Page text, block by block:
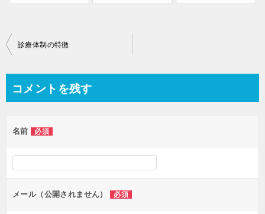
投
ビ
ー
シ
ン
診療体制の特徴
コメントを残す
名前 必須
メール（公開されません） 必須